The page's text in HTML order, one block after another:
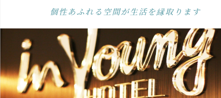
個性あふれる空間が生活を縁取ります